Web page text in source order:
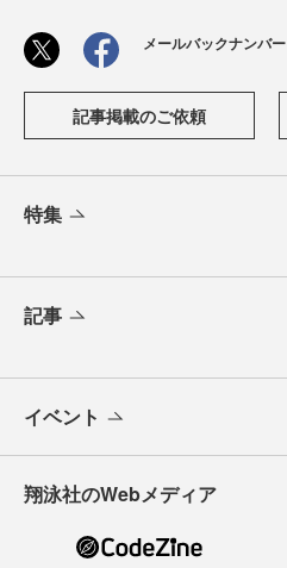
メールバックナンバー
記事掲載のご依頼
特集
記事
イベント
翔泳社のWebメディア